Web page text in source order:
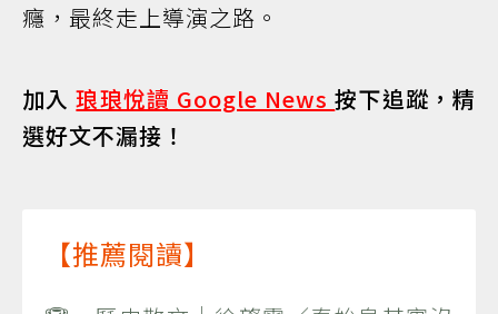
癮，最終走上導演之路。
加入琅琅悅讀 Google News按下追蹤，精
選好文不漏接！
【推薦閱讀】